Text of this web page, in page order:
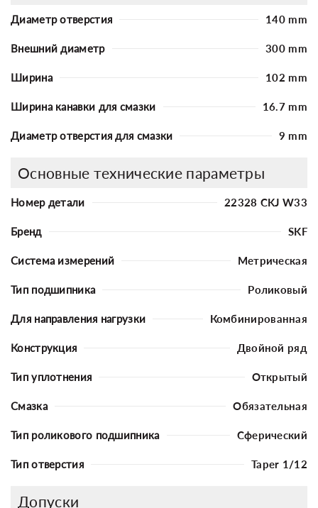
Диаметр отверстия 140 mm
Внешний диаметр 300 mm
Ширина 102 mm
Ширина канавки для смазки 16.7 mm
Диаметр отверстия для смазки 9 mm
Основные технические параметры
Номер детали 22328 CKJ W33
Бренд SKF
Система измерений Метрическая
Тип подшипника Роликовый
Для направления нагрузки Комбинированная
Конструкция Двойной ряд
Тип уплотнения Открытый
Смазка Обязательная
Тип роликового подшипника Сферический
Тип отверстия Taper 1/12
Допуски